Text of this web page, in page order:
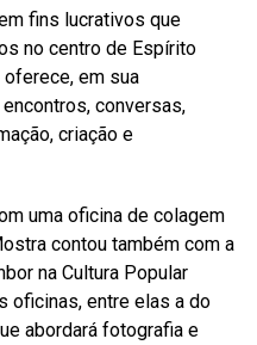
fins lucrativos que
no centro de Espírito
oferece, em sua
conversas,
criação e
uma oficina de colagem
contou também com a
na Cultura Popular
oficinas, entre elas a do
abordará fotografia e